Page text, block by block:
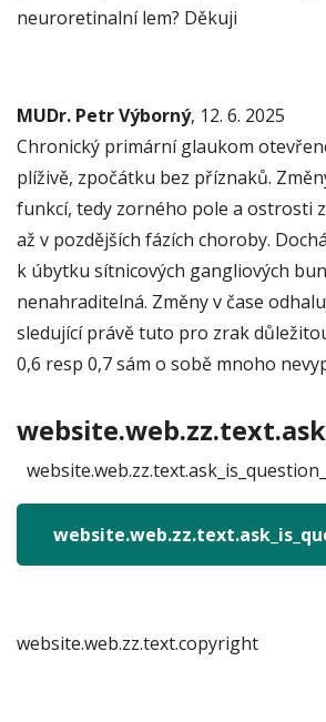
neuroretinalní lem? Děkuji
MUDr. Petr Výborný, 12. 6. 2025
Chronický primární glaukom
plíživě, zpočátku bez příznaků.
funkcí, tedy zorného pole a ostrosti
až v pozdějších fázích choroby.
k úbytku sítnicových gangliových
nenahraditelná. Změny v čase
sledující právě tuto pro zrak
0,6 resp 0,7 sám o sobě mnoho
website.web.zz.text.copyright